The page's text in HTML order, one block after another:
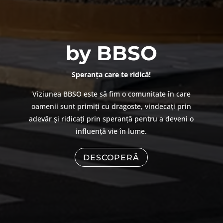
by BBSO
Speranța care te ridică!
Viziunea BBSO este să fim o comunitate în care
oamenii sunt primiți cu dragoste, vindecați prin
adevăr și ridicați prin speranță pentru a deveni o
influență vie în lume.
DESCOPERĂ